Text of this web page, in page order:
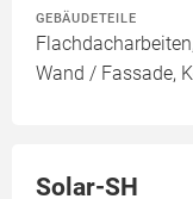
GEBÄUDETEILE
Wand / Fassade,
Solar-SH